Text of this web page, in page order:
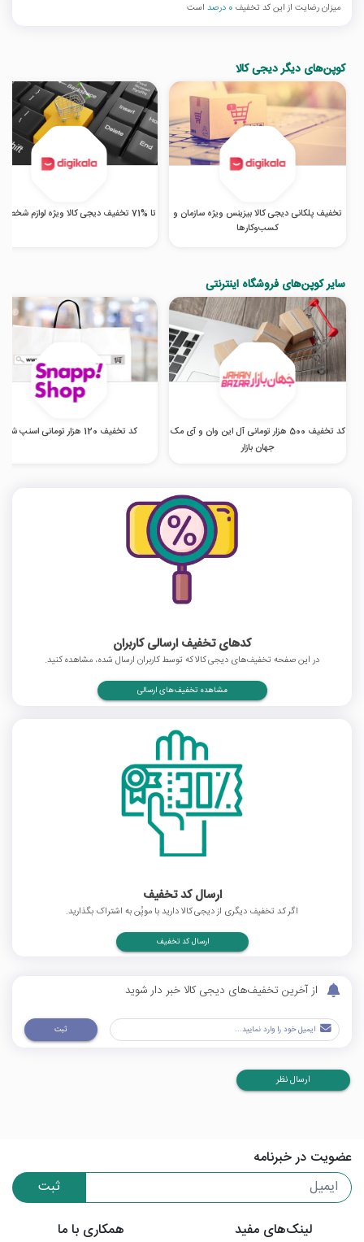
میزان رضایت از این کد تخفیف 0 درصد است
کوپن‌های دیگر دیجی کالا
تخفیف پلکانی دیجی کالا بیزینس ویژه سازمان و
کسب‌‌وکارها
تا %71 تخفیف دیجی کالا ویژه لوازم شخصی برقی
سایر کوپن‌های فروشگاه اینترنتی
کد تخفیف 500 هزار تومانی آل این وان و آی مک
جهان بازار
کد تخفیف 120 هزار تومانی اسنپ شاپ
کدهای تخفیف ارسالی کاربران
در این صفحه تخفیف‌های دیجی کالا که توسط کاربران ارسال شده، مشاهده کنید.
مشاهده تخفیف‌های ارسالی
ارسال کد تخفیف
اگر کد تخفیف دیگری از دیجی کالا دارید با موپُن به اشتراک بگذارید.
ارسال کد تخفیف
از آخرین تخفیف‌های دیجی کالا خبر دار شوید
ثبت
ارسال نظر
عضویت در خبرنامه
ثبت
لینک‌های مفید
همکاری با ما